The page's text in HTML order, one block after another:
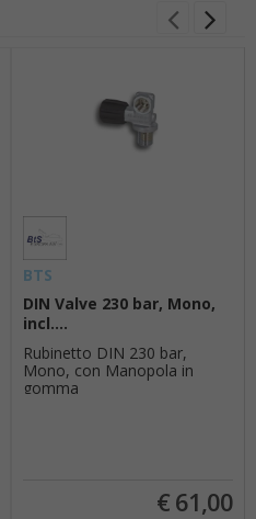
BTS
DIN Valve 230 bar, Mono,
incl....
Rubinetto DIN 230 bar,
Mono, con Manopola in
gomma
€ 61,00